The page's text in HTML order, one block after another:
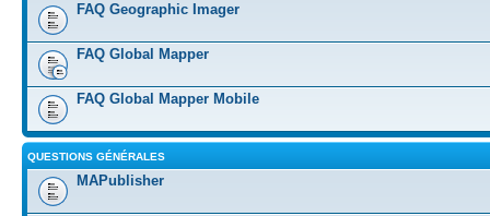
FAQ Geographic Imager
FAQ Global Mapper
FAQ Global Mapper Mobile
QUESTIONS GÉNÉRALES
MAPublisher